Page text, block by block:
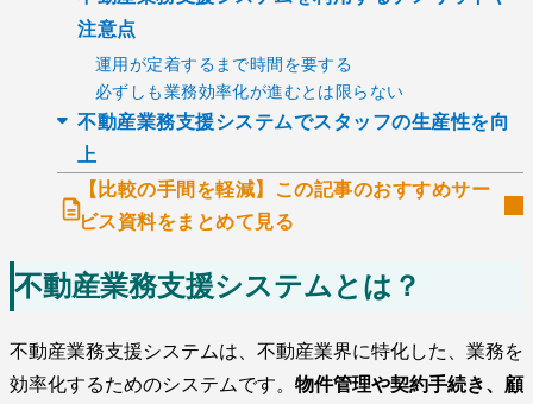
注意点
運用が定着するまで時間を要する
必ずしも業務効率化が進むとは限らない
不動産業務支援システムでスタッフの生産性を向
上
【比較の手間を軽減】この記事のおすすめサー
ビス資料をまとめて見る
不動産業務支援システムとは？
不動産業務支援システムは、不動産業界に特化した、業務を
効率化するためのシステムです。 物件管理や契約手続き、顧